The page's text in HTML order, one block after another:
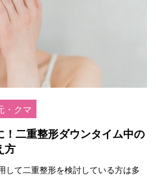
・クマ
！二重整形ダウンタイム中の
方
して二重整形を検討している方は多